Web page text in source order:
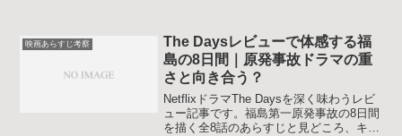
映画あらすじ考察
The Daysレビューで体感する福
島の8日間｜原発事故ドラマの重
さと向き合う？
NetflixドラマThe Daysを深く味わうレビ
ュー記事です。福島第一原発事故の8日間
を描く全8話のあらすじと見どころ、キャ